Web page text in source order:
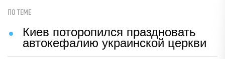
ПО ТЕМЕ
Киев поторопился праздновать
автокефалию украинской церкви